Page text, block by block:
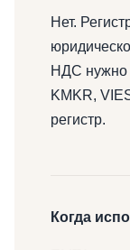
Нет.
НДС нужно
KMKR,
регистр.
Когда